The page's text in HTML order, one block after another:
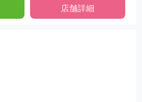
店舗詳細